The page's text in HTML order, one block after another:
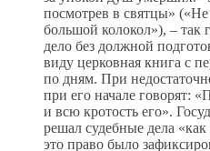
посмотрев в святцы» («Не
большой колокол»), – так
дело без должной
виду церковная книга с
по дням. При
при его начале говорят:
и всю кротость его».
решал судебные дела
это право было